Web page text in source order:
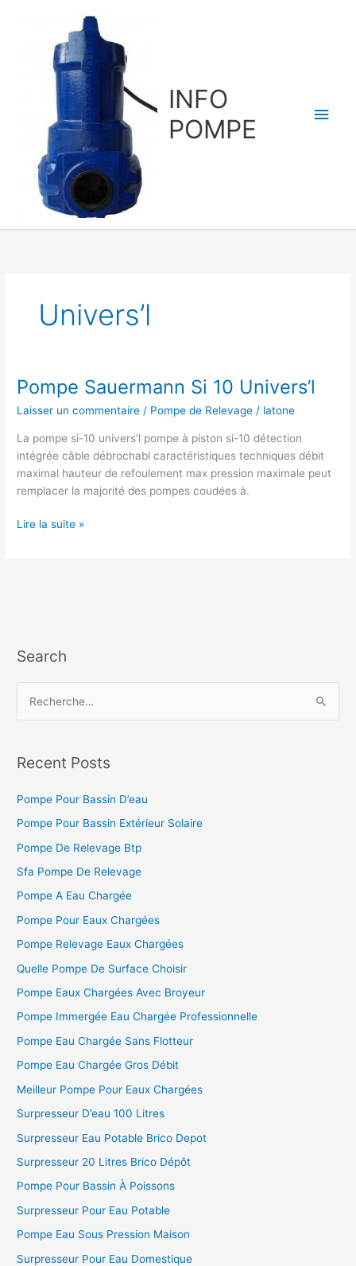
INFO
POMPE
Univers’l
Pompe Sauermann Si 10 Univers’l
Laisser un commentaire / Pompe de Relevage / latone
La pompe si-10 univers’l pompe à piston si-10 détection
intégrée câble débrochabl caractéristiques techniques débit
maximal hauteur de refoulement max pression maximale peut
remplacer la majorité des pompes coudées à.
Pompe
Lire la suite »
Search
h
r
c
h
:
Recent Posts
Pompe Pour Bassin D’eau
Pompe Pour Bassin Extérieur Solaire
Pompe De Relevage Btp
Sfa Pompe De Relevage
Pompe A Eau Chargée
Pompe Pour Eaux Chargées
Pompe Relevage Eaux Chargées
Quelle Pompe De Surface Choisir
Pompe Eaux Chargées Avec Broyeur
Pompe Immergée Eau Chargée Professionnelle
Pompe Eau Chargée Sans Flotteur
Pompe Eau Chargée Gros Débit
Meilleur Pompe Pour Eaux Chargées
Surpresseur D’eau 100 Litres
Surpresseur Eau Potable Brico Depot
Surpresseur 20 Litres Brico Dépôt
Pompe Pour Bassin À Poissons
Surpresseur Pour Eau Potable
Pompe Eau Sous Pression Maison
Surpresseur Pour Eau Domestique